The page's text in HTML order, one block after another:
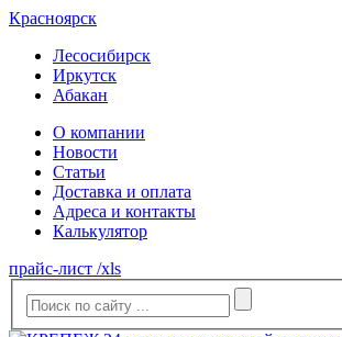
Красноярск
Лесосибирск
Иркутск
Абакан
О компании
Новости
Статьи
Доставка и оплата
Адреса и контакты
Калькулятор
прайс-лист /xls